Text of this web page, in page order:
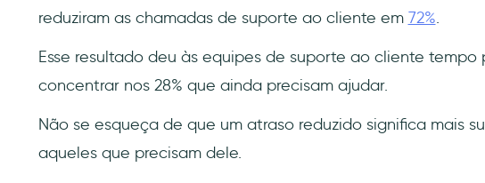
reduziram as chamadas de suporte ao cliente em 72%.
Esse resultado deu às equipes de suporte ao cliente tempo
concentrar nos 28% que ainda precisam ajudar.
Não se esqueça de que um atraso reduzido significa mais
aqueles que precisam dele.